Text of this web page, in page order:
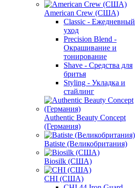
American Crew (США)
Classic - Ежедневный
уход
Precision Blend -
Окрашивание и
тонирование
Shave - Средства для
бритья
Styling - Укладка и
стайлинг
Authentic Beauty Concept
(Германия)
Batiste (Великобритания)
Biosilk (США)
CHI (США)